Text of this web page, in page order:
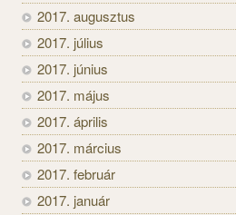
2017. augusztus
2017. július
2017. június
2017. május
2017. április
2017. március
2017. február
2017. január